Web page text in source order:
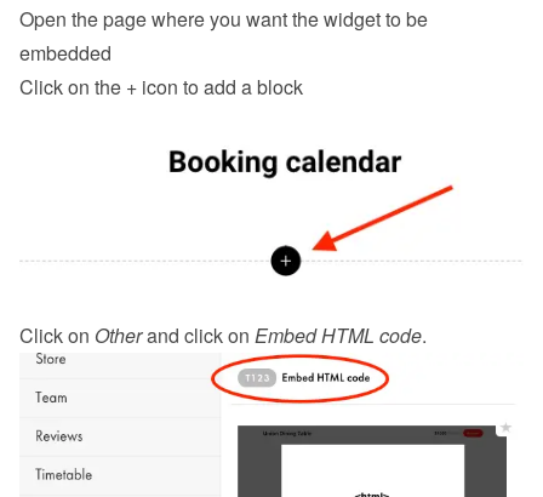
Open the page where you want the widget to be
embedded
Click on the + icon to add a block
Click on Other and click on Embed HTML code.